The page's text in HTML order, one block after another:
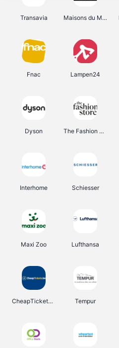
Transavia Maisons du Monde
Fnac Lampen24
Dyson The Fashion Store
Interhome Schiesser
Maxi Zoo Lufthansa
CheapTickets.be Tempur